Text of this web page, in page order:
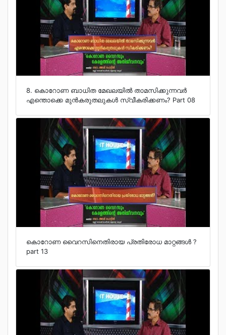
8. കൊറോണ ബാധിത മേഖലയില്‍ താമസിക്കുന്നവര്‍
എന്തൊക്കെ മുന്‍കരുതലുകള്‍ സ്വീകരിക്കണം? Part 08
കൊറോണ വൈറസിനെതിരായ പ്രതിരോധ മാറ്റങ്ങള്‍ ?
part 13